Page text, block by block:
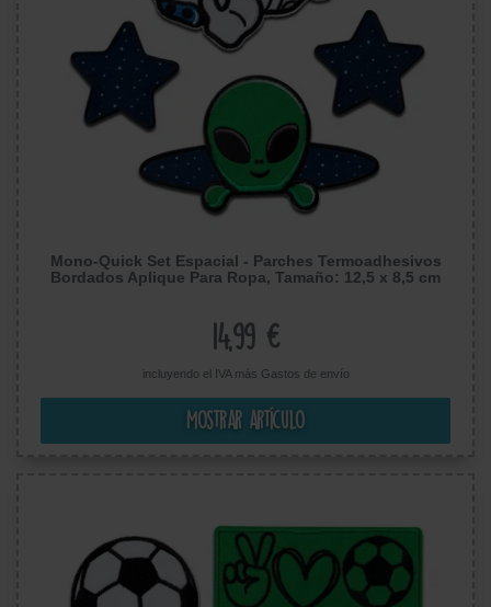
Mono-Quick Set Espacial - Parches Termoadhesivos
Bordados Aplique Para Ropa, Tamaño: 12,5 x 8,5 cm
14,99 €
incluyendo el IVA más Gastos de envío
Mostrar artículo